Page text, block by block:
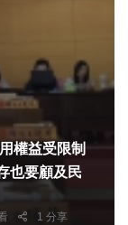
也要顧及民
1 分享